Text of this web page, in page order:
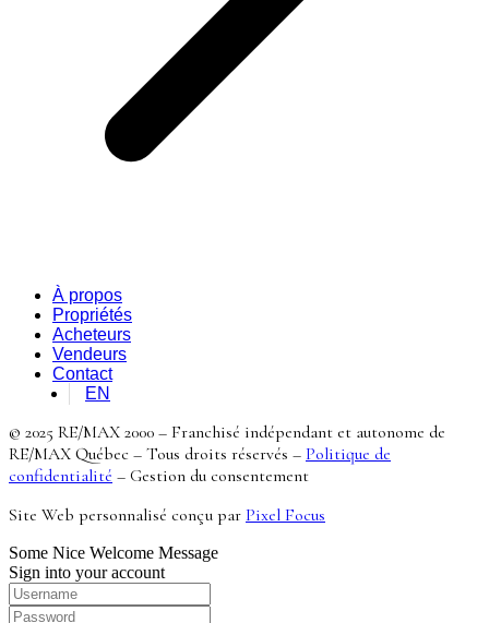
À propos
Propriétés
Acheteurs
Vendeurs
Contact
EN
© 2025 RE/MAX 2000 – Franchisé indépendant et autonome de
RE/MAX Québec – Tous droits réservés – Politique de
confidentialité – Gestion du consentement
Site Web personnalisé conçu par Pixel Focus
Some Nice Welcome Message
Sign into your account